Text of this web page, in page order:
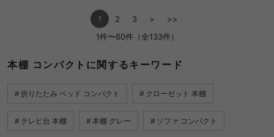
1 2 3 >
>>
1件〜60件（全133件）
本棚 コンパクトに関するキーワード
折りたたみ ベッド コンパクト クローゼット 本棚
テレビ台 本棚 本棚 グレー ソファ コンパクト